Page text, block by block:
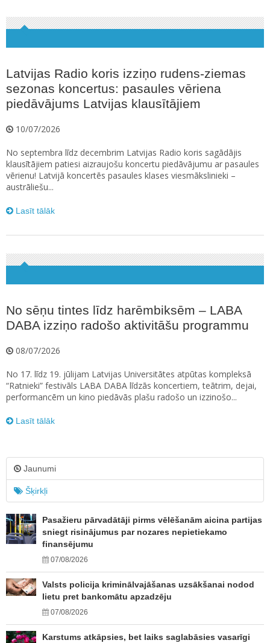
Latvijas Radio koris izziņo rudens-ziemas
sezonas koncertus: pasaules vēriena
piedāvājums Latvijas klausītājiem
10/07/2026
No septembra līdz decembrim Latvijas Radio koris sagādājis
klausītājiem patiesi aizraujošu koncertu piedāvājumu ar pasaules
vērienu! Latvijā koncertēs pasaules klases viesmākslinieki –
austrāliešu...
Lasīt tālāk
No sēņu tintes līdz harēmbiksēm – LABA
DABA izziņo radošo aktivitāšu programmu
08/07/2026
No 17. līdz 19. jūlijam Latvijas Universitātes atpūtas kompleksā
“Ratnieki” festivāls LABA DABA līdzās koncertiem, teātrim, dejai,
performancēm un kino piedāvās plašu radošo un izzinošo...
Lasīt tālāk
Jaunumi
Šķirkļi
Pasažieru pārvadātāji pirms vēlēšanām aicina partijas
sniegt risinājumus par nozares nepietiekamo
finansējumu
07/08/2026
Valsts policija kriminālvajāšanas uzsākšanai nodod
lietu pret bankomātu apzadzēju
07/08/2026
Karstums atkāpsies, bet laiks saglabāsies vasarīgi